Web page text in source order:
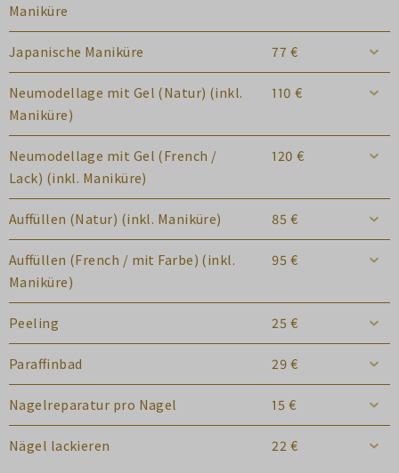
Maniküre
Japanische Maniküre 77 €
Neumodellage mit Gel (Natur) (inkl.
Maniküre)
110 €
Neumodellage mit Gel (French /
Lack) (inkl. Maniküre)
120 €
Auffüllen (Natur) (inkl. Maniküre) 85 €
Auffüllen (French / mit Farbe) (inkl.
Maniküre)
95 €
Peeling 25 €
Paraffinbad 29 €
Nagelreparatur pro Nagel 15 €
Nägel lackieren 22 €